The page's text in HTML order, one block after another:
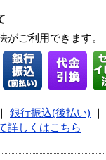
がご利用できます。
銀行振込(後払い)
詳しくはこちら